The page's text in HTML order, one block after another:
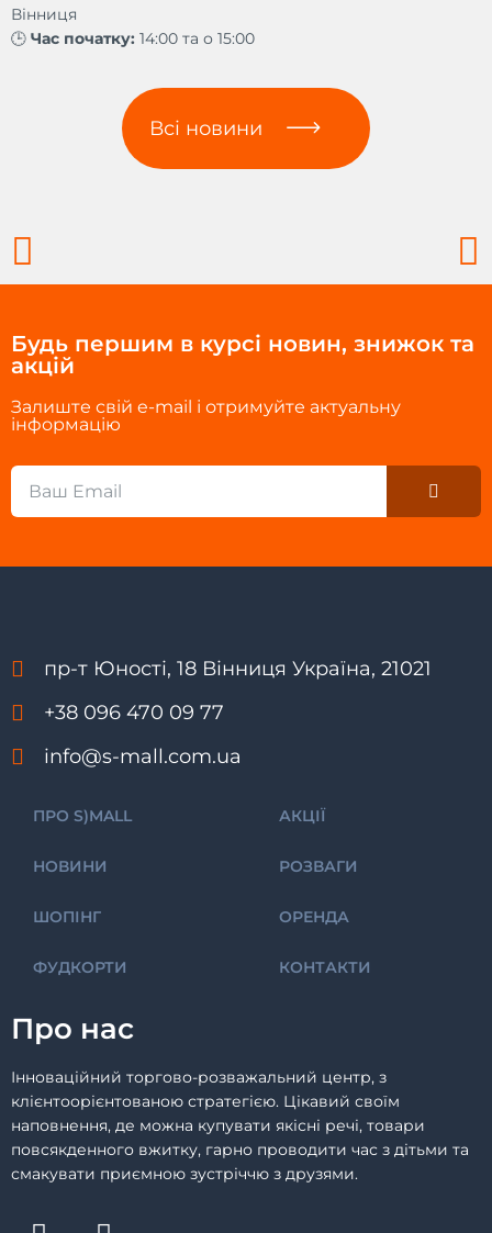
Вінниця
🕒 Час початку: 14:00 та о 15:00
Всі новини
Prev
Будь першим в курсі новин, знижок та
акцій
Залиште свій e-mail і отримуйте актуальну
інформацію
Email
пр-т Юності, 18 Вінниця Україна, 21021
+38 096 470 09 77
info@s-mall.com.ua
ПРО S)MALL
НОВИНИ
ШОПІНГ
ФУДКОРТИ
АКЦІЇ
РОЗВАГИ
ОРЕНДА
КОНТАКТИ
Про нас
Інноваційний торгово-розважальний центр, з
клієнтоорієнтованою стратегією. Цікавий своїм
наповнення, де можна купувати якісні речі, товари
повсякденного вжитку, гарно проводити час з дітьми та
смакувати приємною зустріччю з друзями.
F
I